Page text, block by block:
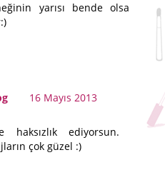
yarısı bende olsa
16 Mayıs 2013
haksızlık ediyorsun.
çok güzel :)